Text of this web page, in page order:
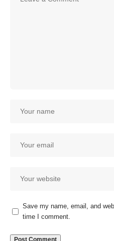
Save my name, email, and
time I comment.